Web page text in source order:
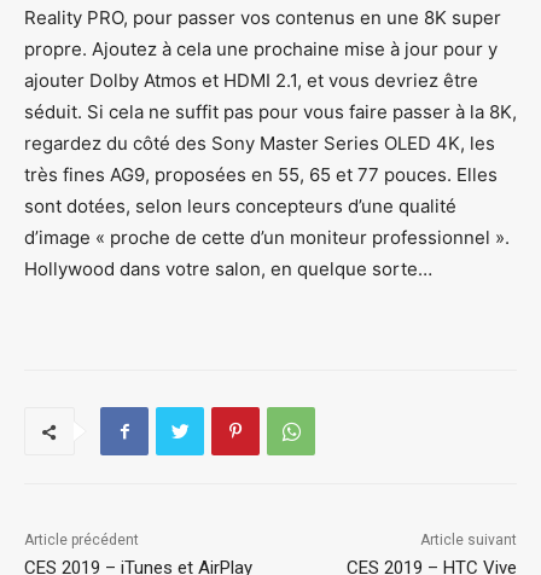
Reality PRO, pour passer vos contenus en une 8K super
propre. Ajoutez à cela une prochaine mise à jour pour y
ajouter Dolby Atmos et HDMI 2.1, et vous devriez être
séduit. Si cela ne suffit pas pour vous faire passer à la 8K,
regardez du côté des Sony Master Series OLED 4K, les
très fines AG9, proposées en 55, 65 et 77 pouces. Elles
sont dotées, selon leurs concepteurs d’une qualité
d’image « proche de cette d’un moniteur professionnel ».
Hollywood dans votre salon, en quelque sorte…
Article précédent
CES 2019 – iTunes et AirPlay
Article suivant
CES 2019 – HTC Vive